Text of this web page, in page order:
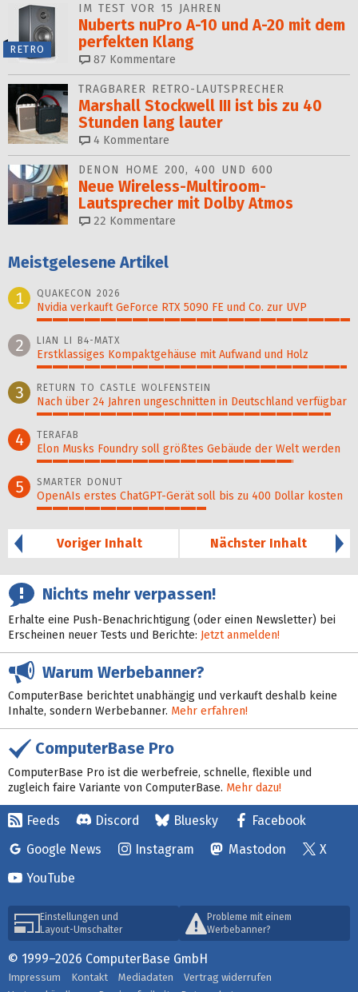
RETRO
IM TEST VOR 15 JAHREN
Nuberts nuPro A-10 und A-20 mit dem
perfekten Klang
87 Kommentare
TRAGBARER RETRO-LAUTSPRECHER
Marshall Stockwell III ist bis zu 40
Stunden lang lauter
4 Kommentare
DENON HOME 200, 400 UND 600
Neue Wireless-Multiroom-
Lautsprecher mit Dolby Atmos
22 Kommentare
Meistgelesene Artikel
1
QUAKECON 2026
Nvidia verkauft GeForce RTX 5090 FE und Co. zur UVP
100%
2 LIAN LI B4-MATX
Erstklassiges Kompaktgehäuse mit Aufwand und Holz
99%
3 RETURN TO CASTLE WOLFENSTEIN
Nach über 24 Jahren ungeschnitten in Deutschland verfügbar
94%
4 TERAFAB
Elon Musks Foundry soll größ­tes Gebäude der Welt werden
82%
5 SMARTER DONUT
OpenAIs erstes ChatGPT-Gerät soll bis zu 400 Dollar kosten
54%
Voriger Inhalt
Nächster Inhalt
Nichts mehr verpassen!
Erhalte eine Push-Benachrichtigung (oder einen Newsletter) bei
Erscheinen neuer Tests und Berichte: Jetzt anmelden!
Warum Werbebanner?
ComputerBase berichtet unabhängig und verkauft deshalb keine
Inhalte, sondern Werbebanner. Mehr erfahren!
ComputerBase Pro
ComputerBase Pro ist die werbefreie, schnelle, flexible und
zugleich faire Variante von ComputerBase. Mehr dazu!
Feeds Discord Bluesky
Facebook
Google News
Instagram Mastodon
X
YouTube
Einstellungen und
Layout-Umschalter
Probleme mit einem
Werbebanner?
© 1999–2026 ComputerBase GmbH
Impressum Kontakt Mediadaten
Vertrag widerrufen